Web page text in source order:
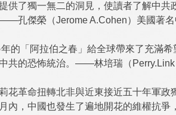
供了獨一無二的洞見，使讀者了解中
孔傑榮（Jerome A.Cohen）美國著
的「阿拉伯之春」給全球帶來了充滿
共的恐怖統治。——林培瑞（
花革命扭轉北非與近東接近五十年軍
內，中國也發生了遍地開花的維權抗